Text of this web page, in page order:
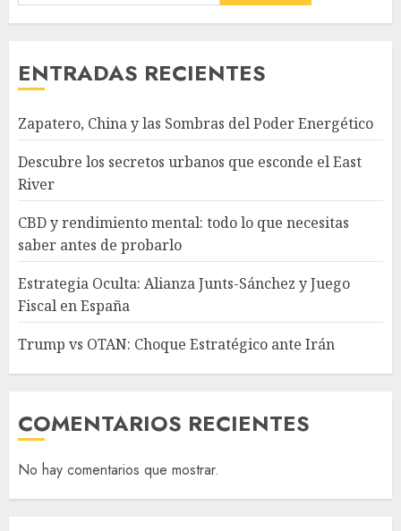
ENTRADAS RECIENTES
Zapatero, China y las Sombras del Poder Energético
Descubre los secretos urbanos que esconde el East
River
CBD y rendimiento mental: todo lo que necesitas
saber antes de probarlo
Estrategia Oculta: Alianza Junts-Sánchez y Juego
Fiscal en España
Trump vs OTAN: Choque Estratégico ante Irán
COMENTARIOS RECIENTES
No hay comentarios que mostrar.